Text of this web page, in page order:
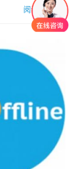
处理、支付系统
方案。 什么是
Offline电子商务模
阅读更多»